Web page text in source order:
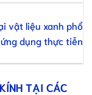
vật liệu xanh phổ
dụng thực tiễn
TẠI CÁC